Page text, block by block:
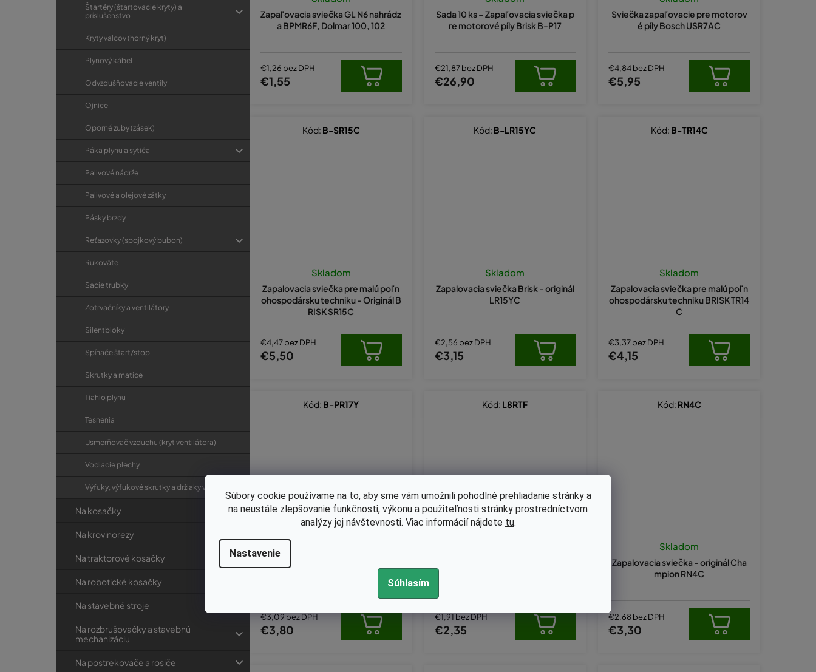
Súbory cookie používame na to, aby sme vám umožnili pohodlné prehliadanie stránky a
na neustále zlepšovanie funkčnosti, výkonu a použiteľnosti stránky prostredníctvom
analýzy jej návštevnosti. Viac informácií nájdete tu.
Nastavenie
Súhlasím
Štartéry (štartovacie kryty) a
príslušenstvo
Kryty valcov (horný kryt)
Plynový kábel
Odvzdušňovacie ventily
Ojnice
Oporné zuby (zásek)
Páka plynu a sytiča
Palivové nádrže
Palivové a olejové zátky
Pásky brzdy
Reťazovky (spojkový bubon)
Rukoväte
Sacie trubky
Zotrvačníky a ventilátory
Silentbloky
Spínače štart/stop
Skrutky a matice
Tiahlo plynu
Tesnenia
Usmerňovač vzduchu (kryt ventilátora)
Vodiacie plechy
Výfuky, výfukové skrutky a držiaky výfukov
Na kosačky
Na krovinorezy
Na traktorové kosačky
Na robotické kosačky
Na stavebné stroje
Na rozbrušovačky a stavebnú
mechanizáciu
Na postrekovače a rosiče
Zapaľovacia sviečka GL N6 nahrádz
a BPMR6F, Dolmar 100, 102
€1,26 bez DPH
€1,55
Sada 10 ks – Zapaľovacia sviečka p
re motorové píly Brisk B-P17
€21,87 bez DPH
€26,90
Sviečka zapaľovacie pre motorov
é píly Bosch USR7AC
€4,84 bez DPH
€5,95
Zapalovacia sviečka pre malú poľn
ohospodársku techniku - Originál B
RISK SR15C
Skladom
€4,47 bez DPH
€5,50
Kód: B-SR15C
Zapalovacia sviečka Brisk - originál
LR15YC
Skladom
€2,56 bez DPH
€3,15
Kód: B-LR15YC
Zapalovacia sviečka pre malú poľn
ohospodársku techniku BRISK TR14
C
Skladom
€3,37 bez DPH
€4,15
Kód: B-TR14C
€3,09 bez DPH
€3,80
Kód: B-PR17Y
€1,91 bez DPH
€2,35
Kód: L8RTF
Zapalovacia sviečka - originál Cha
mpion RN4C
Skladom
€2,68 bez DPH
€3,30
Kód: RN4C